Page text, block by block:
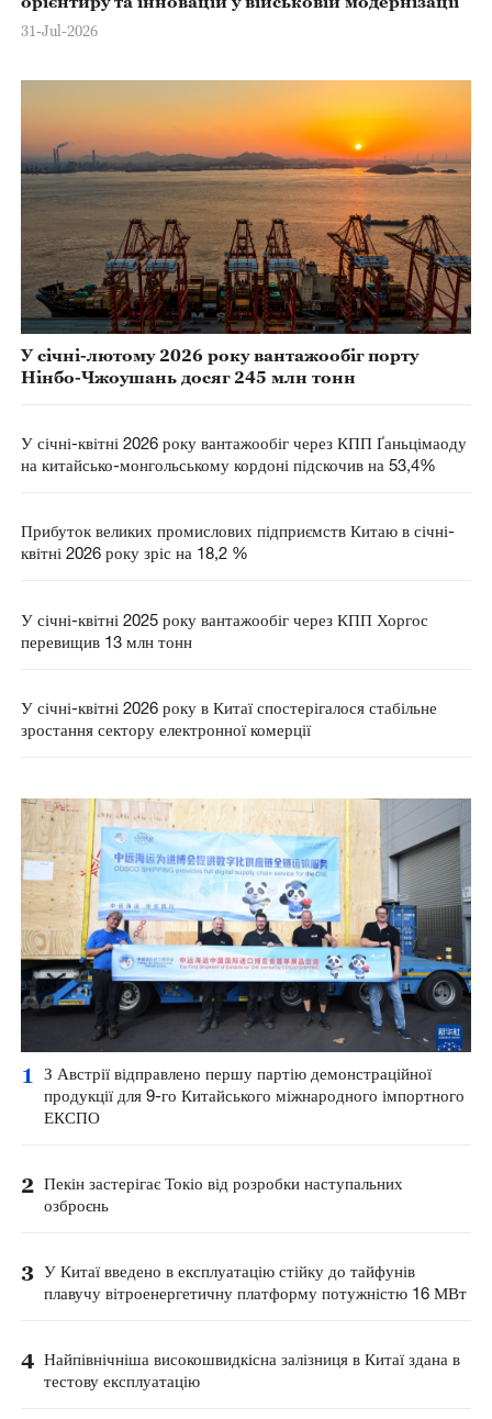
31-Jul-2026
У січні-лютому 2026 року вантажообіг порту
Нінбо-Чжоушань досяг 245 млн тонн
У січні-квітні 2026 року вантажообіг через КПП Ґаньцімаоду
на китайсько-монгольському кордоні підскочив на 53,4%
Прибуток великих промислових підприємств Китаю в січні-
квітні 2026 року зріс на 18,2 %
У січні-квітні 2025 року вантажообіг через КПП Хоргос
перевищив 13 млн тонн
У січні-квітні 2026 року в Китаї спостерігалося стабільне
зростання сектору електронної комерції
1
З Австрії відправлено першу партію демонстраційної
продукції для 9-го Китайського міжнародного імпортного
ЕКСПО
2 Пекін застерігає Токіо від розробки наступальних
озброєнь
3 У Китаї введено в експлуатацію стійку до тайфунів
плавучу вітроенергетичну платформу потужністю 16 МВт
4 Найпівнічніша високошвидкісна залізниця в Китаї здана в
тестову експлуатацію